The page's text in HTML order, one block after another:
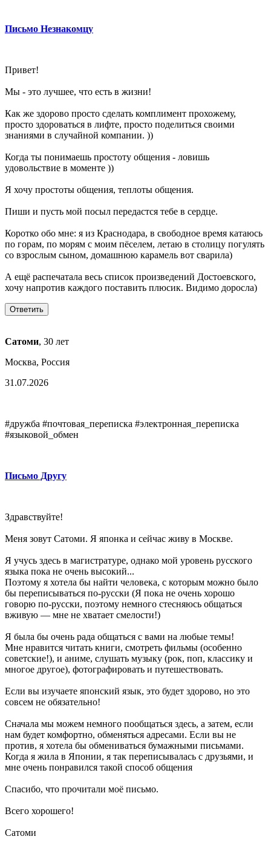
Письмо Незнакомцу
Привет!
Мы - это лучшее, что есть в жизни!
Как же здорово просто сделать комплимент прохожему,
просто здороваться в лифте, просто поделиться своими
знаниями в случайной компании. ))
Когда ты понимаешь простоту общения - ловишь
удовольствие в моменте ))
Я хочу простоты общения, теплоты общения.
Пиши и пусть мой посыл передастся тебе в сердце.
Коротко обо мне: я из Краснодара, в свободное время катаюсь
по горам, по морям с моим пёселем, летаю в столицу погулять
со взрослым сыном, домашнюю карамель вот сварила)
А ещё распечатала весь список произведений Достоевского,
хочу напротив каждого поставить плюсик. Видимо доросла)
Сатоми, 30 лет
Москва, Россия
31.07.2026
#дружба #почтовая_переписка #электронная_переписка
#языковой_обмен
Письмо Другу
Здравствуйте!
Меня зовут Сатоми. Я японка и сейчас живу в Москве.
Я учусь здесь в магистратуре, однако мой уровень русского
языка пока не очень высокий...
Поэтому я хотела бы найти человека, с которым можно было
бы переписываться по-русски (Я пока не очень хорошо
говорю по-русски, поэтому немного стесняюсь общаться
вживую — мне не хватает смелости!)
Я была бы очень рада общаться с вами на любые темы!
Мне нравится читать книги, смотреть фильмы (особенно
советские!), и аниме, слушать музыку (рок, поп, классику и
многое другое), фотографировать и путешествовать.
Если вы изучаете японский язык, это будет здорово, но это
совсем не обязательно!
Сначала мы можем немного пообщаться здесь, а затем, если
нам будет комфортно, обменяться адресами. Если вы не
против, я хотела бы обмениваться бумажными письмами.
Когда я жила в Японии, я так переписывалась с друзьями, и
мне очень понравился такой способ общения
Спасибо, что прочитали моё письмо.
Всего хорошего!
Сатоми